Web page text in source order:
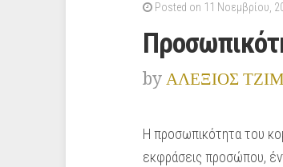
Posted on 11 Νοεμβρίου,
by ΑΛΕΞΙΟΣ
Η προσωπικότητα του
εκφράσεις προσώπου,